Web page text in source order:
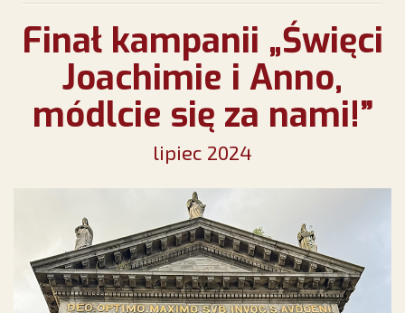
Finał kampanii „Święci
Joachimie i Anno,
módlcie się za nami!”
lipiec 2024